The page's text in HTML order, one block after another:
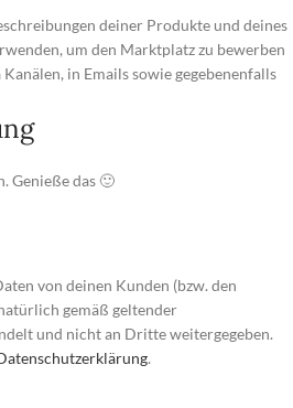
deiner Produkte und deines
um den Marktplatz zu bewerben
in Emails sowie gegebenenfalls
Genieße das 🙂
von deinen Kunden (bzw. den
gemäß geltender
und nicht an Dritte weitergegeben.
.